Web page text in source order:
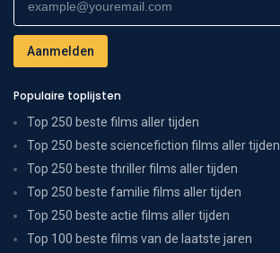
Populaire toplijsten
Top 250 beste films aller tijden
Top 250 beste sciencefiction films aller tijden
Top 250 beste thriller films aller tijden
Top 250 beste familie films aller tijden
Top 250 beste actie films aller tijden
Top 100 beste films van de laatste jaren